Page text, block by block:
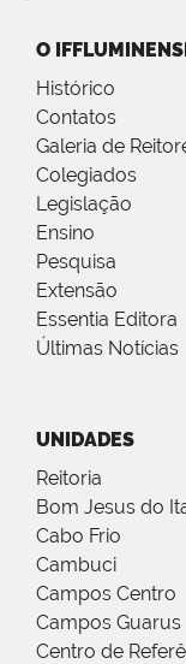
O
Histórico
Contatos
Galeria de
Colegiados
Legislação
Ensino
Pesquisa
Extensão
Essentia Editora
Últimas Notícias
UNIDADES
Reitoria
Bom Jesus do
Cabo Frio
Cambuci
Campos Centro
Campos Guarus
Centro de